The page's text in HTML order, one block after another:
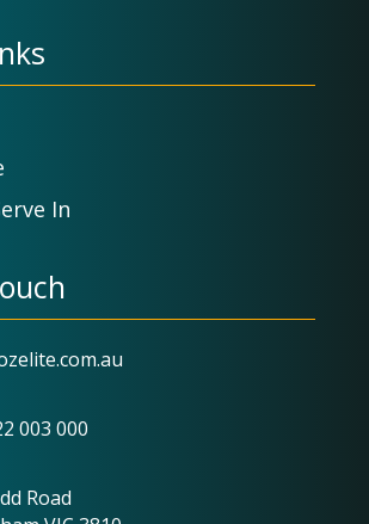
In
003 000
Road